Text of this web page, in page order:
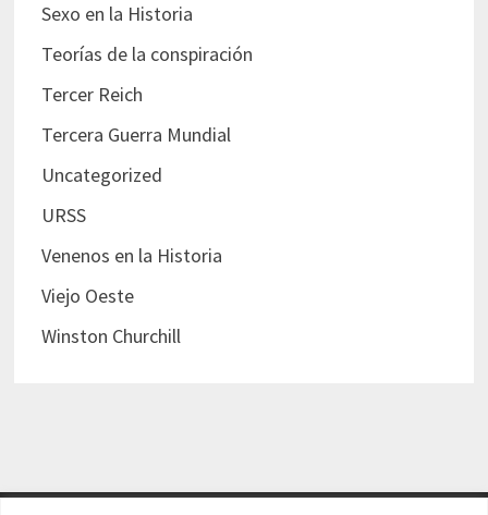
Sexo en la Historia
Teorías de la conspiración
Tercer Reich
Tercera Guerra Mundial
Uncategorized
URSS
Venenos en la Historia
Viejo Oeste
Winston Churchill